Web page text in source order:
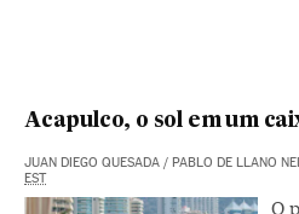
Acapulco, o sol em um
JUAN DIEGO QUESADA / PABLO DE LLANO
EST
O